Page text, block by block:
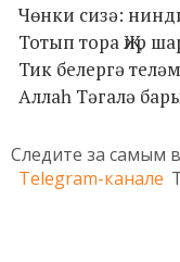
Чөнки сизә:
Тотып тора Җир
Тик белергә
Аллаһ Тәгалә
Следите за самым
Telegram-канале